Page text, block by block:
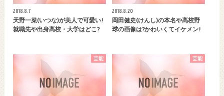
2018.8.7
天野一菜(いつな)が美人で可愛い!
就職先や出身高校・大学はどこ?
2018.8.20
岡田健史(けんし)の本名や高校野
球の画像は?かわいくてイケメン!
芸能 芸能